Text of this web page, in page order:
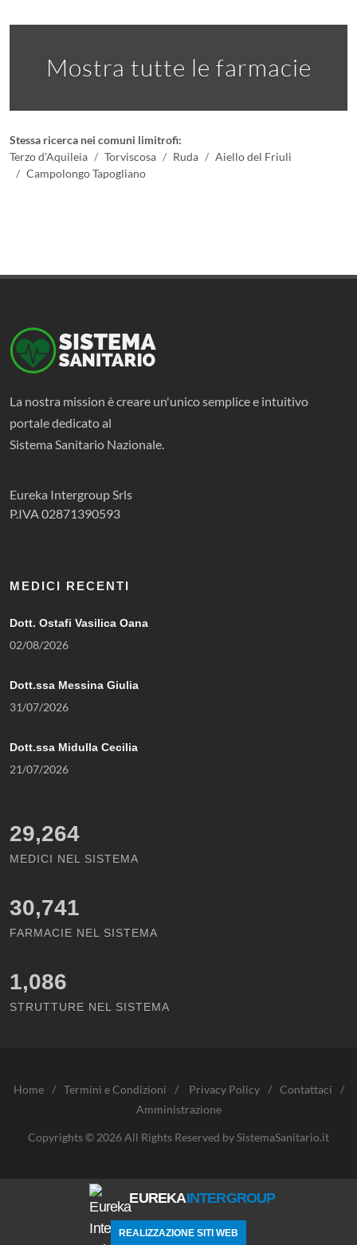
Mostra tutte le farmacie
Stessa ricerca nei comuni limitrofi:
Terzo d'Aquileia
Torviscosa Ruda
Aiello del Friuli
Campolongo Tapogliano
La nostra mission è creare un'unico semplice e intuitivo
portale dedicato al
Sistema Sanitario Nazionale.
Eureka Intergroup Srls
P.IVA 02871390593
MEDICI RECENTI
Dott. Ostafi Vasilica Oana
02/08/2026
Dott.ssa Messina Giulia
31/07/2026
Dott.ssa Midulla Cecilia
21/07/2026
29,264
MEDICI NEL SISTEMA
30,741
FARMACIE NEL SISTEMA
1,086
STRUTTURE NEL SISTEMA
Home / Termini e Condizioni / Privacy Policy / Contattaci
/
Amministrazione
Copyrights © 2026 All Rights Reserved by SistemaSanitario.it
EUREKAINTERGROUP
REALIZZAZIONE SITI WEB